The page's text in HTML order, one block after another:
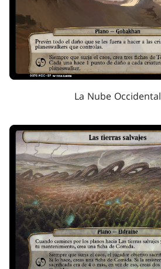
La Nube Occidental